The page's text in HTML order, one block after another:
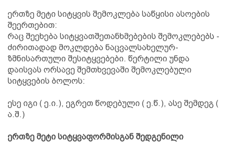
ერთზე მეტი სიტყვის შემოკლება საწყისი ასოების
შეერთებით:
რაც შეეხება სიტყვათშეთანხმებების შემოკლებებს -
ძირითადად მოკლდება ნაცვალსახელურ-
ზმნისართული შესიტყვებები. წერტილი უნდა
დაისვას ორსავე შემთხვევაში შემოკლებული
სიტყვების ბოლოს:
ესე იგი ( ე.ი.), ეგრეთ წოდებული ( ე.წ.), ასე შემდეგ (
ა.შ.)
ერთზე მეტი სიტყვაფორმისგან შედგენილი